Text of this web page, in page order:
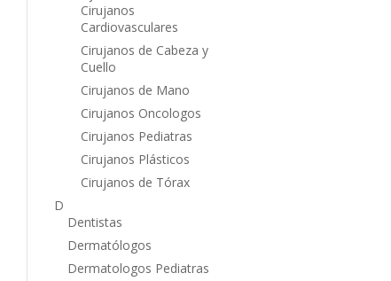
Cirujanos
Cardiovasculares
Cirujanos de Cabeza y
Cuello
Cirujanos de Mano
Cirujanos Oncologos
Cirujanos Pediatras
Cirujanos Plásticos
Cirujanos de Tórax
D
Dentistas
Dermatólogos
Dermatologos Pediatras